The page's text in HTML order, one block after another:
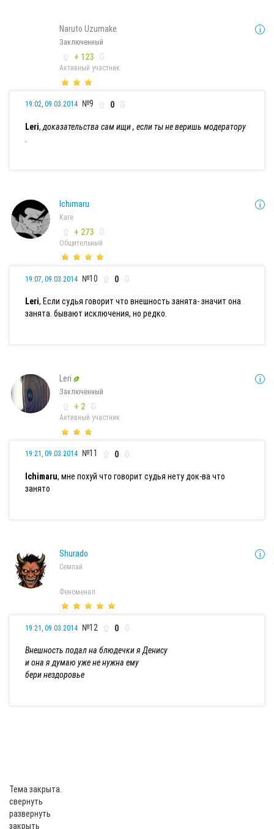
Naruto Uzumake
Заключенный
+ 123
Активный участник
19:02, 09.03.2014 №9 0
Leri, доказательства сам ищи , если ты не веришь модератору
Ichimaru
Каге
+ 273
Общительный
19:07, 09.03.2014 №10 0
Leri, Если судья говорит что внешность занята- значит она
занята. бывают исключения, но редко.
Leri
Заключенный
+ 2
Активный участник
19:21, 09.03.2014 №11 0
Ichimaru, мне похуй что говорит судья нету док-ва что
занято
Shurado
Семпай
Феноменал
19:21, 09.03.2014 №12 0
Внешность подал на блюдечки я Денису
и она я думаю уже не нужна ему
бери нездоровье
Тема закрыта.
свернуть
развернуть
закрыть